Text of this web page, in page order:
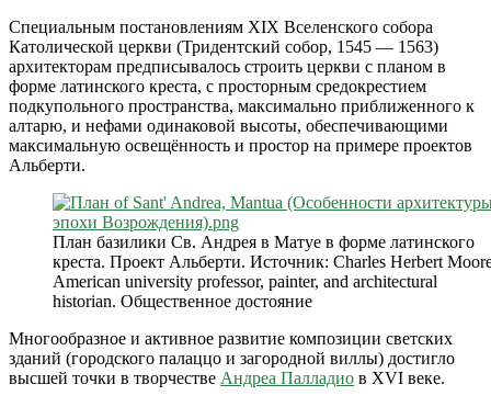
Специальным постановлениям XIX Вселенского собора
Католической церкви (Тридентский собор, 1545 — 1563)
архитекторам предписывалось строить церкви с планом в
форме латинского креста, с просторным средокрестием
подкупольного пространства, максимально приближенного к
алтарю, и нефами одинаковой высоты, обеспечивающими
максимальную освещённость и простор на примере проектов
Альберти.
План базилики Св. Андрея в Матуе в форме латинского
креста. Проект Альберти. Источник: Charles Herbert
American university professor, painter, and architectural
historian. Общественное достояние
Многообразное и активное развитие композиции светских
зданий (городского палаццо и загородной виллы) достигло
высшей точки в творчестве Андреа Палладио в XVI веке.